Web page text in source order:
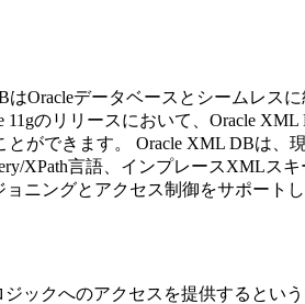
はOracleデータベースとシーム
11gのリリースにおいて、Oracle
ができます。 Oracle XML DBは
XPath言語、インプレースXMLス
ニングとアクセス制御をサポート
ックへのアクセスを提供するとい